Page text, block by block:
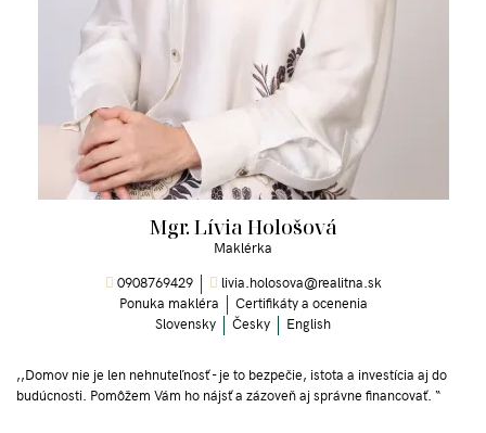
Mgr. Lívia Hološová
Maklérka
0908769429
livia.holosova@realitna.sk
Ponuka makléra
Certifikáty a ocenenia
Slovensky
Česky English
,,Domov nie je len nehnuteľnosť - je to bezpečie, istota a investícia aj do
budúcnosti. Pomôžem Vám ho nájsť a zázoveň aj správne financovať. “